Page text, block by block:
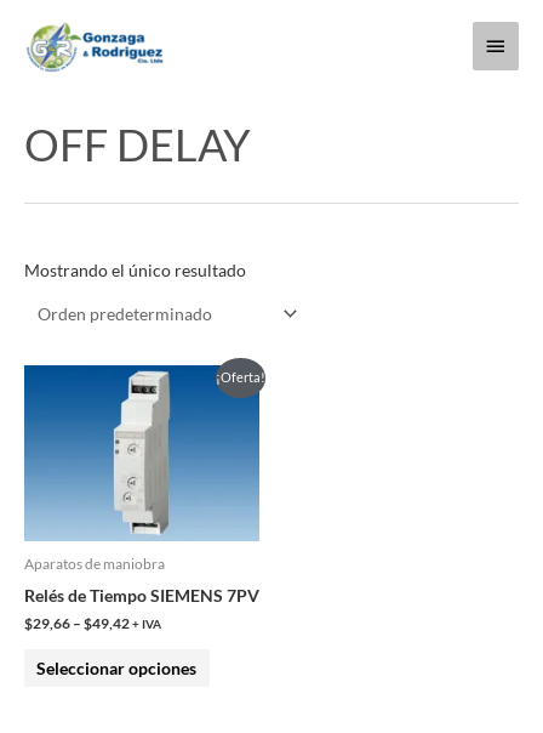
contenido
Menú
OFF DELAY
Mostrando el único resultado
¡Oferta!
Aparatos de maniobra
Relés de Tiempo SIEMENS 7PV
$29,66 – $49,42+ IVA
Seleccionar opciones
Este
se